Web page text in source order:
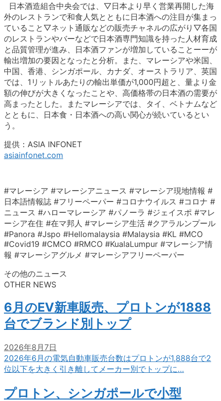
日本酒造組合中央会では、▽日本より早く営業再開した海
外のレストランで和食人気とともに日本酒への注目が集まっ
ていること▽ネット通販などの販売チャネルの広がり▽各国
のレストランやバーなどで日本酒専門知識を持った人材育成
と品質管理が進み、日本酒ファンが増加していることーーが
輸出増加の要因となったと分析。また、マレーシアや米国、
中国、香港、シンガポール、カナダ、オーストラリア、英国
では、1リットルあたりの輸出単価が1,000円超と、量より金
額の伸びが大きくなったことや、高価格帯の日本酒の需要が
高まったとした。またマレーシアでは、タイ、ベトナムなど
とともに、日本食・日本酒への高い関心が続いているとい
う。
提供：ASIA INFONET
asiainfonet.com
#マレーシア #マレーシアニュース #マレーシア現地情報 #
日本語情報誌 #フリーペーパー #コロナウイルス #コロナ #
ニュース #ハローマレーシア #パノーラ #ジェイスポ #マレ
ーシア在住 #在マ邦人 #マレーシア生活 #クアラルンプール
#Panora #Jspo #Hellomalaysia #Malaysia #KL #MCO
#Covid19 #CMCO #RMCO #KualaLumpur #マレーシア情
報 #マレーシアグルメ #マレーシアフリーペーパー
その他のニュース
OTHER NEWS
6月のEV新車販売、プロトンが1888
台でブランド別トップ
2026年8月7日
2026年6月の電気自動車販売台数はプロトンが1,888台で2
位以下を大きく引き離してメーカー別でトップに…
プロトン、シンガポールで小型